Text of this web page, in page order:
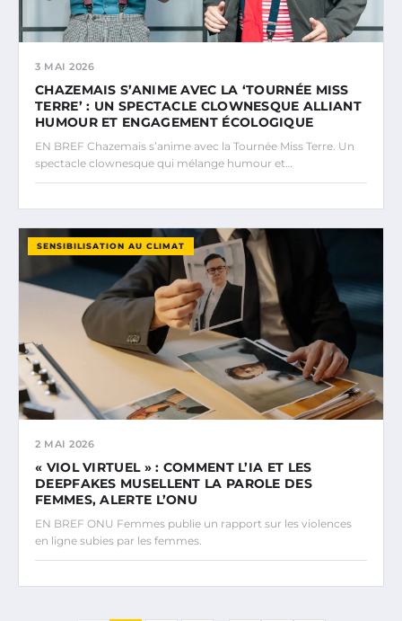
3 MAI 2026
CHAZEMAIS S’ANIME AVEC LA ‘TOURNÉE MISS
TERRE’ : UN SPECTACLE CLOWNESQUE ALLIANT
HUMOUR ET ENGAGEMENT ÉCOLOGIQUE
EN BREF Chazemais s’anime avec la Tournée Miss Terre. Un
spectacle clownesque qui mélange humour et…
SENSIBILISATION AU CLIMAT
2 MAI 2026
« VIOL VIRTUEL » : COMMENT L’IA ET LES
DEEPFAKES MUSELLENT LA PAROLE DES
FEMMES, ALERTE L’ONU
EN BREF ONU Femmes publie un rapport sur les violences
en ligne subies par les femmes.